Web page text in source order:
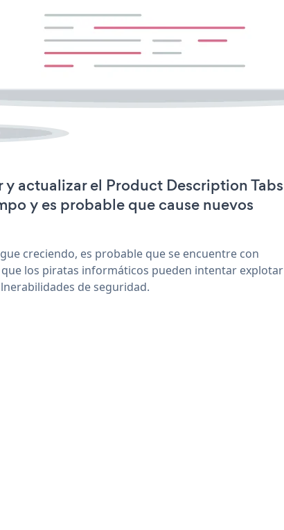
y actualizar el Product Description Tabs
y es probable que cause nuevos
creciendo, es probable que se encuentre con
los piratas informáticos pueden intentar explotar
de seguridad.